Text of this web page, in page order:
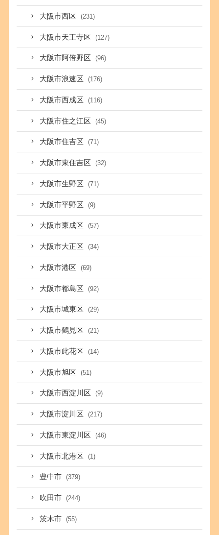
大阪市西区 (231)
大阪市天王寺区 (127)
大阪市阿倍野区 (96)
大阪市浪速区 (176)
大阪市西成区 (116)
大阪市住之江区 (45)
大阪市住吉区 (71)
大阪市東住吉区 (32)
大阪市生野区 (71)
大阪市平野区 (9)
大阪市東成区 (57)
大阪市大正区 (34)
大阪市港区 (69)
大阪市都島区 (92)
大阪市城東区 (29)
大阪市鶴見区 (21)
大阪市此花区 (14)
大阪市旭区 (51)
大阪市西淀川区 (9)
大阪市淀川区 (217)
大阪市東淀川区 (46)
大阪市北港区 (1)
豊中市 (379)
吹田市 (244)
茨木市 (55)